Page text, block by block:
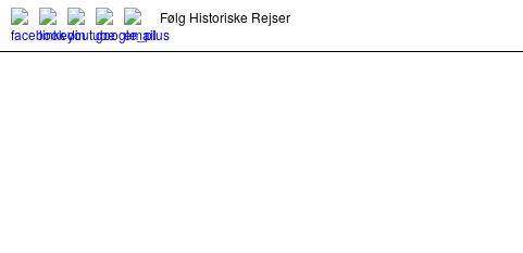
Følg Historiske Rejser